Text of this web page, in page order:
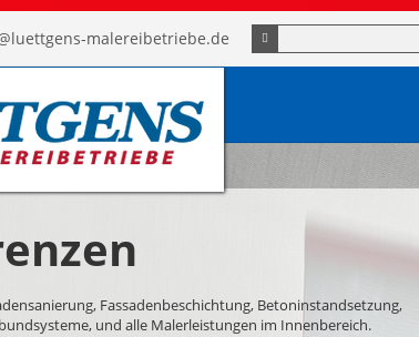
malereibetriebe.de Suchbegriffe
Fassadenbeschichtung, Betoninstandsetzung,
und alle Malerleistungen im Innenbereich.